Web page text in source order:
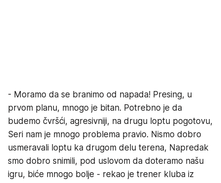
- Moramo da se branimo od napada! Presing, u
prvom planu, mnogo je bitan. Potrebno je da
budemo čvršći, agresivniji, na drugu loptu pogotovu,
Seri nam je mnogo problema pravio. Nismo dobro
usmeravali loptu ka drugom delu terena, Napredak
smo dobro snimili, pod uslovom da doteramo našu
igru, biće mnogo bolje - rekao je trener kluba iz